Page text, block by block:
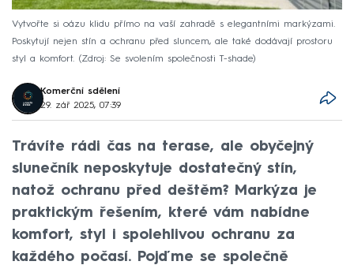
Vytvořte si oázu klidu přímo na vaší zahradě s elegantními markýzami.
Poskytují nejen stín a ochranu před sluncem, ale také dodávají prostoru
styl a komfort.
Zdroj: Se svolením společnosti T-shade
Komerční sdělení
29. zář 2025, 07:39
Trávíte rádi čas na terase, ale obyčejný
slunečník neposkytuje dostatečný stín,
natož ochranu před deštěm? Markýza je
praktickým řešením, které vám nabídne
komfort, styl i spolehlivou ochranu za
každého počasí. Pojďme se společně